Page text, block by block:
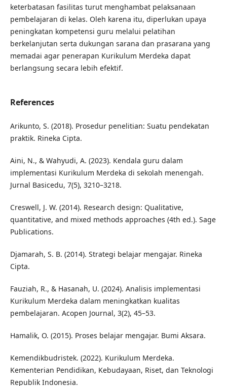
keterbatasan fasilitas turut menghambat pelaksanaan
pembelajaran di kelas. Oleh karena itu, diperlukan upaya
peningkatan kompetensi guru melalui pelatihan
berkelanjutan serta dukungan sarana dan prasarana yang
memadai agar penerapan Kurikulum Merdeka dapat
berlangsung secara lebih efektif.
References
Arikunto, S. (2018). Prosedur penelitian: Suatu pendekatan
praktik. Rineka Cipta.
Aini, N., & Wahyudi, A. (2023). Kendala guru dalam
implementasi Kurikulum Merdeka di sekolah menengah.
Jurnal Basicedu, 7(5), 3210–3218.
Creswell, J. W. (2014). Research design: Qualitative,
quantitative, and mixed methods approaches (4th ed.). Sage
Publications.
Djamarah, S. B. (2014). Strategi belajar mengajar. Rineka
Cipta.
Fauziah, R., & Hasanah, U. (2024). Analisis implementasi
Kurikulum Merdeka dalam meningkatkan kualitas
pembelajaran. Acopen Journal, 3(2), 45–53.
Hamalik, O. (2015). Proses belajar mengajar. Bumi Aksara.
Kemendikbudristek. (2022). Kurikulum Merdeka.
Kementerian Pendidikan, Kebudayaan, Riset, dan Teknologi
Republik Indonesia.